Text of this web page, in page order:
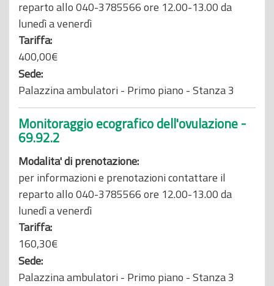
reparto allo 040-3785566 ore 12.00-13.00 da
lunedì a venerdì
Tariffa:
400,00€
Sede:
Palazzina ambulatori - Primo piano - Stanza 3
Monitoraggio ecografico dell'ovulazione -
69.92.2
Modalita' di prenotazione:
per informazioni e prenotazioni contattare il
reparto allo 040-3785566 ore 12.00-13.00 da
lunedì a venerdì
Tariffa:
160,30€
Sede:
Palazzina ambulatori - Primo piano - Stanza 3